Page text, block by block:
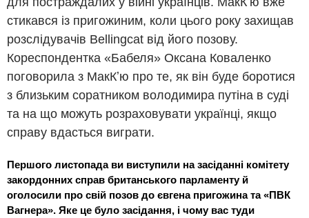
стикався із пригожиним, коли цього року захищав
розслідувачів Bellingcat від його позову.
Кореспондентка «Бабеля» Оксана Коваленко
поговорила з МакКʼю про те, як він буде боротися
з близьким соратником володимира путіна в суді
та на що можуть розраховувати українці, якщо
справу вдасться виграти.
Першого листопада ви виступили на засіданні комітету
закордонних справ британського парламенту й
оголосили про свій позов до євгена пригожина та «ПВК
Вагнера». Яке це було засідання, і чому вас туди